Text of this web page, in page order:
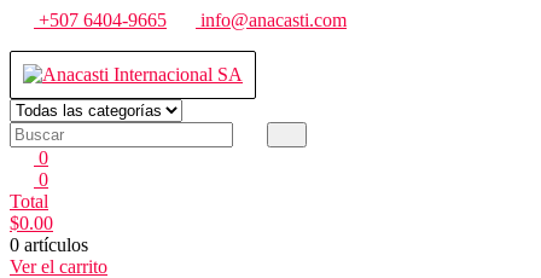
Saltar
contenido
+507 6404-9665 info@anacasti.com
Anacasti Internacional SA
Ventas de productos al por mayor de flores y plantas. juguetes,
0
0
Total
$0.00
0 artículos
Ver el carrito